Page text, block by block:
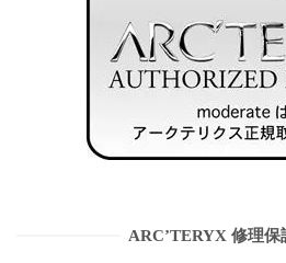
ARC’TERYX 修理保